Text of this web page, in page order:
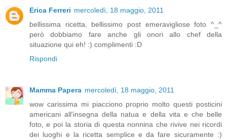
Erica Ferreri mercoledì, 18 maggio, 2011
bellissima ricetta, bellissimo post emeravigliose foto ^_^
però dobbiamo fare anche gli onori allo chef della
situazione qui eh! :) complimenti :D
Rispondi
Mamma Papera mercoledì, 18 maggio, 2011
wow carissima mi piacciono proprio molto questi posticini
americani all'insegna della natua e della vita e che belle
foto, e poi la storia di questa nonnina che rivive nei ricordi
dei luoghi e la ricetta semplice e da fare sicuramente :)